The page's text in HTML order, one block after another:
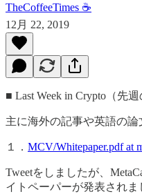
TheCoffeeTimes ☕
12月 22, 2019
■ Last Week in Crypto（先週
主に海外の記事や英語の論
１． MCV/Whitepaper.pdf at
Tweetをしましたが、
イトペーパーが発表され